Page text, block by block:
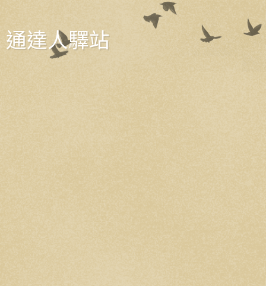
通達人驛站